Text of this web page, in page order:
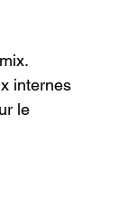
internes
le